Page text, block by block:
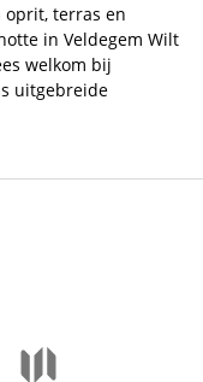
oprit, terras en
in Veldegem Wilt
welkom bij
uitgebreide